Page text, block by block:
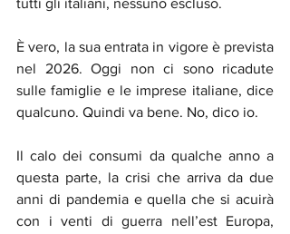
tutti gli italiani, nessuno escluso.
È vero, la sua entrata in vigore è prevista
nel 2026. Oggi non ci sono ricadute
sulle famiglie e le imprese italiane, dice
qualcuno. Quindi va bene. No, dico io.
Il calo dei consumi da qualche anno a
questa parte, la crisi che arriva da due
anni di pandemia e quella che si acuirà
con i venti di guerra nell’est Europa,